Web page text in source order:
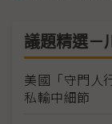
議題精選－
美國「守門人
私輸中細節